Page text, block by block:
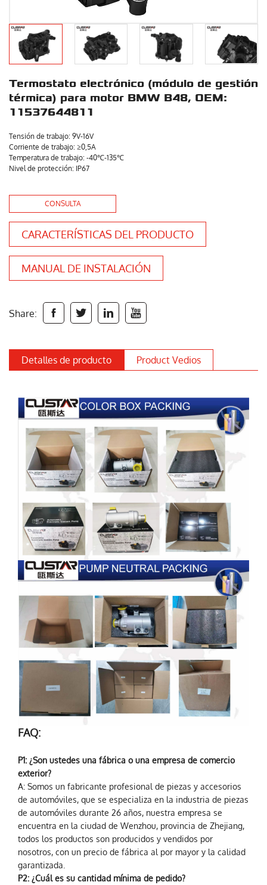
Termostato electrónico (módulo de gestión
térmica) para motor BMW B48, OEM:
11537644811
Tensión de trabajo: 9V-16V
Corriente de trabajo: ≥0,5A
Temperatura de trabajo: -40℃-135℃
Nivel de protección: IP67
CONSULTA
CARACTERÍSTICAS DEL PRODUCTO
MANUAL DE INSTALACIÓN
Share:    
Detalles de producto Product Vedios
FAQ:
P1: ¿Son ustedes una fábrica o una empresa de comercio
exterior?
A: Somos un fabricante profesional de piezas y accesorios
de automóviles, que se especializa en la industria de piezas
de automóviles durante 26 años, nuestra empresa se
encuentra en la ciudad de Wenzhou, provincia de Zhejiang,
todos los productos son producidos y vendidos por
nosotros, con un precio de fábrica al por mayor y la calidad
garantizada.
P2: ¿Cuál es su cantidad mínima de pedido?